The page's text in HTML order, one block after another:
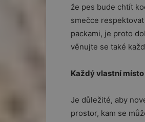
že pes bude chtít
smečce
packami, je proto
věnujte se také
Každý vlastní místo
Je důležité, aby
prostor, kam se